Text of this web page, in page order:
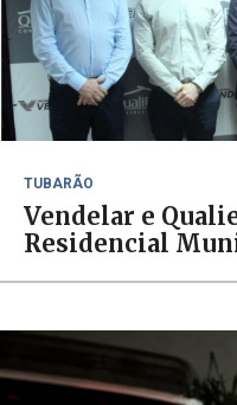
TUBARÃO
Vendelar e
Residencial